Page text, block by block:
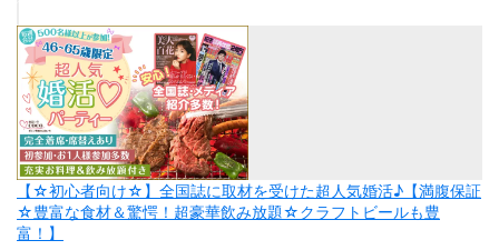
【☆初心者向け☆】全国誌に取材を受けた超人気婚活♪【満腹保証
☆豊富な食材＆驚愕！超豪華飲み放題☆クラフトビールも豊
富！】